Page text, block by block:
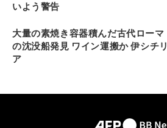
いよう警告
大量の素焼き容器積んだ古代ローマ
の沈没船発見 ワイン運搬か 伊シチリ
ア